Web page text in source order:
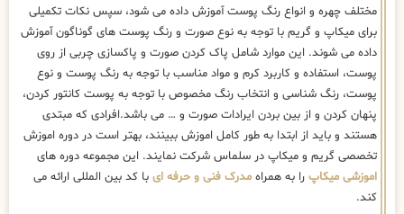
مختلف چهره و انواع رنگ پوست آموزش داده می شود، سپس نکات تکمیلی
برای میکاپ و گریم با توجه به نوع صورت و رنگ پوست های گوناگون آموزش
داده می شوند. این موارد شامل پاک کردن صورت و پاکسازی چربی از روی
پوست، استفاده و کاربرد کرم و مواد مناسب با توجه به رنگ پوست و نوع
پوست، رنگ شناسی و انتخاب رنگ مخصوص با توجه به پوست کانتور کردن،
پنهان کردن و از بین بردن ایرادات صورت و … می باشد.افرادی که مبتدی
هستند و باید از ابتدا به طور کامل اموزش ببینند، بهتر است در دوره اموزش
تخصصی گریم و میکاپ در سلماس شرکت نمایند. این مجموعه دوره های
اموزشی میکاپ را به همراه مدرک فنی و حرفه ای با کد بین المللی ارائه می
کند.